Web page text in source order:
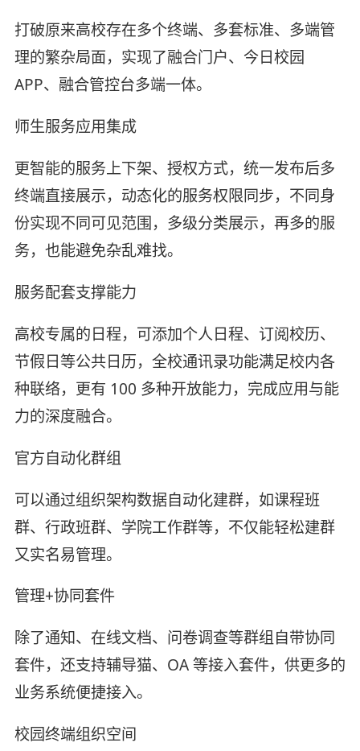
打破原来高校存在多个终端、多套标准、多端管
理的繁杂局面，实现了融合门户、今日校园
APP、融合管控台多端一体。
师生服务应用集成
更智能的服务上下架、授权方式，统一发布后多
终端直接展示，动态化的服务权限同步，不同身
份实现不同可见范围，多级分类展示，再多的服
务，也能避免杂乱难找。
服务配套支撑能力
高校专属的日程，可添加个人日程、订阅校历、
节假日等公共日历，全校通讯录功能满足校内各
种联络，更有 100 多种开放能力，完成应用与能
力的深度融合。
官方自动化群组
可以通过组织架构数据自动化建群，如课程班
群、行政班群、学院工作群等，不仅能轻松建群
又实名易管理。
管理+协同套件
除了通知、在线文档、问卷调查等群组自带协同
套件，还支持辅导猫、OA 等接入套件，供更多的
业务系统便捷接入。
校园终端组织空间